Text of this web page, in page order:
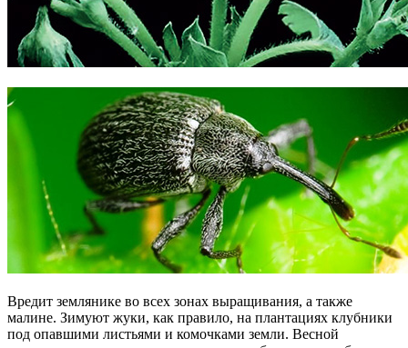
Вредит землянике во всех зонах выращивания, а также
малине. Зимуют жуки, как правило, на плантациях клубники
под опавшими листьями и комочками земли. Весной